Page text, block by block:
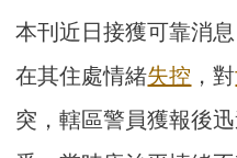
本刊近日接獲可靠消
在其住處情緒失控 ，對
突，轄區警員獲報後